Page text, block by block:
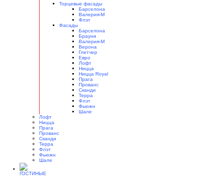
Торцевые фасады
Барселона
Валерия-М
Флэт
Фасады
Барселона
Брауни
Валерия-М
Верона
Глетчер
Евро
Лофт
Ницца
Ницца Royal
Прага
Прованс
Сканди
Терра
Флэт
Фьюжн
Шале
Лофт
Ницца
Прага
Прованс
Сканди
Терра
Флэт
Фьюжн
Шале